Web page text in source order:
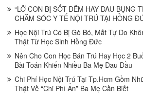
“LỠ CON BỊ SỐT ĐÊM HAY ĐAU BỤNG
CHĂM SÓC Y TẾ NỘI TRÚ TẠI HỒNG
Học Nội Trú Có Bị Gò Bó, Mất Tự Do
Thật Từ Học Sinh Hồng Đức
Nên Cho Con Học Bán Trú Hay Học 2
Bài Toán Khiến Nhiều Ba Mẹ Đau Đầu
Chi Phí Học Nội Trú Tại Tp.Hcm Gồm
Thật Về “Chi Phí Ẩn” Ba Mẹ Cần Biết